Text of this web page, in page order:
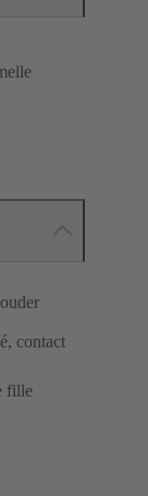
contact
fille